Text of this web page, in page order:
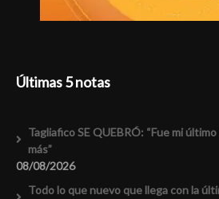
Últimas 5 notas
Tagliafico SE QUEBRÓ: “Fue mi
más”
08/08/2026
Todo lo que nuevo que llega con la